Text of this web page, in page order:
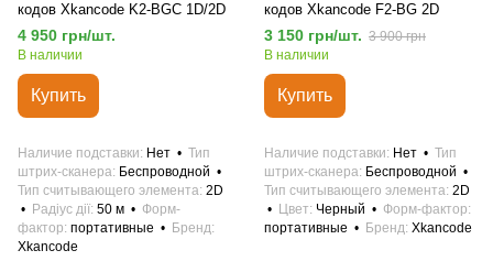
кодов Xkancode K2-BGC 1D/2D
4 950 грн/шт.
В наличии
Купить
Наличие подставки Нет
Тип
штрих-сканера Беспроводной
Тип считывающего элемента 2D
Радіус дії 50 м
Форм-
фактор портативные
Бренд
Xkancode
кодов Xkancode F2-BG 2D
3 150 грн/шт. 3 900 грн
В наличии
Купить
Наличие подставки Нет
Тип
штрих-сканера Беспроводной
Тип считывающего элемента 2D
Цвет Черный
Форм-фактор
портативные
Бренд Xkancode